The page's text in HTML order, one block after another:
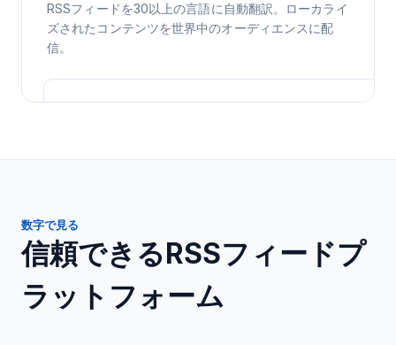
RSSフィードを30以上の言語に自動翻訳。ローカライ
ズされたコンテンツを世界中のオーディエンスに配
信。
数字で見る
信頼できるRSSフィードプ
ラットフォーム